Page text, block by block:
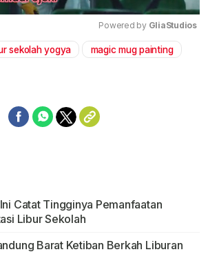
Mute
Powered by GliaStudios
sekolah yogya magic mug painting
Catat Tingginya Pemanfaatan
Libur Sekolah
Barat Ketiban Berkah Liburan